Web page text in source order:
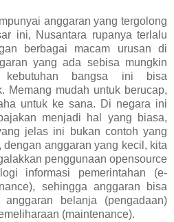
anggaran yang tergolong
ini, Nusantara rupanya terlalu
berbagai macam urusan di
yang ada sebisa mungkin
bangsa ini bisa
Memang mudah untuk berucap,
untuk ke sana. Di negara ini
menjadi hal yang biasa,
jelas ini bukan contoh yang
dengan anggaran yang kecil, kita
penggunaan opensource
informasi pemerintahan (e-
sehingga anggaran bisa
belanja (pengadaan)
(maintenance).